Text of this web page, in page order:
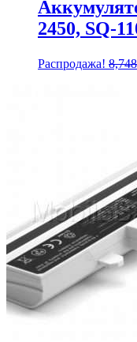
2450, SQ-
Распродажа!